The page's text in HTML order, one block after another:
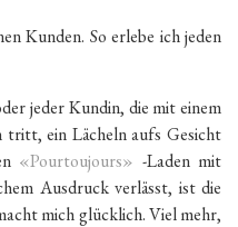
Kunden. So erlebe ich jeden
jeder Kundin, die mit einem
tritt, ein Lächeln aufs Gesicht
«Pourtoujours» -Laden mit
Ausdruck verlässt, ist die
mich glücklich. Viel mehr,